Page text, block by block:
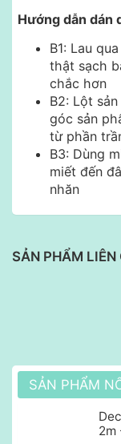
Hướng dẫn dán
B1: Lau
thật sạch
chắc hơn
B2: Lột
góc sản
từ phần
B3: Dùng
miết đến
nhăn
SẢN PHẨM LIÊN
SẢN PHẨM
2m